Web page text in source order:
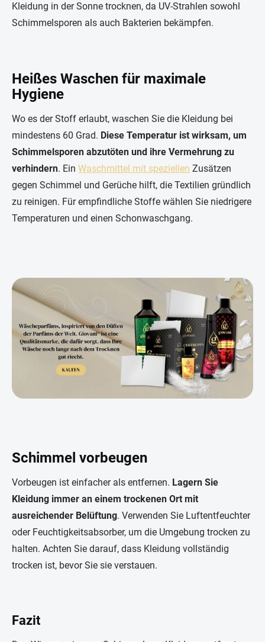
Kleidung in der Sonne trocknen, da UV-Strahlen sowohl
Schimmelsporen als auch Bakterien bekämpfen.
Heißes Waschen für maximale
Hygiene
Wo es der Stoff erlaubt, waschen Sie die Kleidung bei
mindestens 60 Grad. Diese Temperatur ist wirksam, um
Schimmelsporen abzutöten und ihre Vermehrung zu
verhindern. Ein Waschmittel mit speziellen Zusätzen
gegen Schimmel und Gerüche hilft, die Textilien gründlich
zu reinigen. Für empfindliche Stoffe wählen Sie niedrigere
Temperaturen und einen Schonwaschgang.
Schimmel vorbeugen
Vorbeugen ist einfacher als entfernen. Lagern Sie
Kleidung immer an einem trockenen Ort mit
ausreichender Belüftung. Verwenden Sie Luftentfeuchter
oder Feuchtigkeitsabsorber, um die Umgebung trocken zu
halten. Achten Sie darauf, dass Kleidung vollständig
trocken ist, bevor Sie sie verstauen.
Fazit